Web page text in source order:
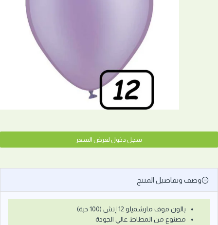
سجل دخول لعرض السعر
وصف وتفاصيل المنتج
بالون موف مارشميلو 12 إنش (100 حبة)
مصنوع من المطاط عالي الجودة